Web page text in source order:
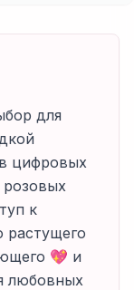
для
цифровых
розовых
к
растущего
💖 и
любовных